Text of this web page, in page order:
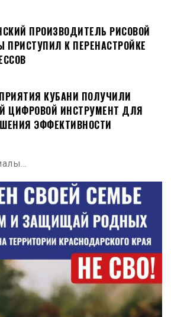
ПРОИЗВОДИТЕЛЬ РИСОВОЙ
ПРИСТУПИЛ К ПЕРЕНАСТРОЙКЕ
КУБАНИ ПОЛУЧИЛИ
ЦИФРОВОЙ ИНСТРУМЕНТ ДЛЯ
ЭФФЕКТИВНОСТИ